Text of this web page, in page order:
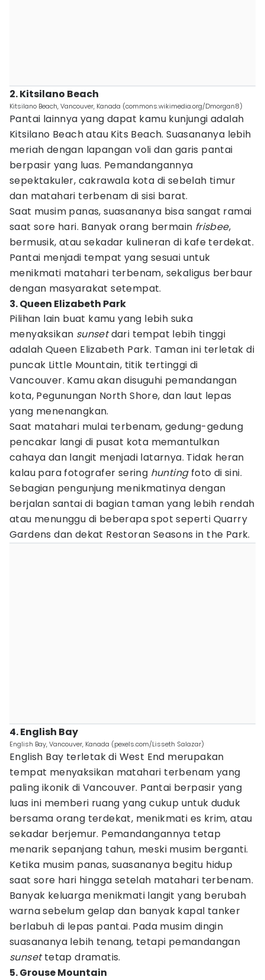
2. Kitsilano Beach
Kitsilano Beach, Vancouver, Kanada (commons.wikimedia.org/Dmorgan8)
Pantai lainnya yang dapat kamu kunjungi adalah
Kitsilano Beach atau Kits Beach. Suasananya lebih
meriah dengan lapangan voli dan garis pantai
berpasir yang luas. Pemandangannya
sepektakuler, cakrawala kota di sebelah timur
dan matahari terbenam di sisi barat.
Saat musim panas, suasananya bisa sangat ramai
saat sore hari. Banyak orang bermain frisbee,
bermusik, atau sekadar kulineran di kafe terdekat.
Pantai menjadi tempat yang sesuai untuk
menikmati matahari terbenam, sekaligus berbaur
dengan masyarakat setempat.
3. Queen Elizabeth Park
Pilihan lain buat kamu yang lebih suka
menyaksikan sunsetdari tempat lebih tinggi
adalah Queen Elizabeth Park. Taman ini terletak di
puncak Little Mountain, titik tertinggi di
Vancouver. Kamu akan disuguhi pemandangan
kota, Pegunungan North Shore, dan laut lepas
yang menenangkan.
Saat matahari mulai terbenam, gedung-gedung
pencakar langi di pusat kota memantulkan
cahaya dan langit menjadi latarnya. Tidak heran
kalau para fotografer sering hunting foto di sini.
Sebagian pengunjung menikmatinya dengan
berjalan santai di bagian taman yang lebih rendah
atau menunggu di beberapa spot seperti Quarry
Gardens dan dekat Restoran Seasons in the Park.
4. English Bay
English Bay, Vancouver, Kanada (pexels.com/Lisseth Salazar)
English Bay terletak di West End merupakan
tempat menyaksikan matahari terbenam yang
paling ikonik di Vancouver. Pantai berpasir yang
luas ini memberi ruang yang cukup untuk duduk
bersama orang terdekat, menikmati es krim, atau
sekadar berjemur. Pemandangannya tetap
menarik sepanjang tahun, meski musim berganti.
Ketika musim panas, suasananya begitu hidup
saat sore hari hingga setelah matahari terbenam.
Banyak keluarga menikmati langit yang berubah
warna sebelum gelap dan banyak kapal tanker
berlabuh di lepas pantai. Pada musim dingin
suasananya lebih tenang, tetapi pemandangan
sunsettetap dramatis.
5. Grouse Mountain